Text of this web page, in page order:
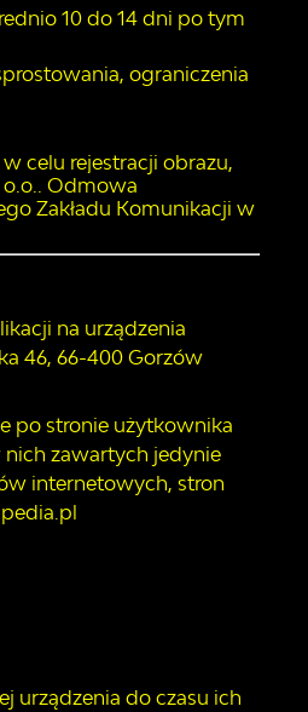
10 do 14 dni po tym
ograniczenia
celu rejestracji obrazu,
Odmowa
Zakładu Komunikacji w
na urządzenia
46, 66-400 Gorzów
po stronie użytkownika
zawartych jedynie
internetowych, stron
urządzenia do czasu ich